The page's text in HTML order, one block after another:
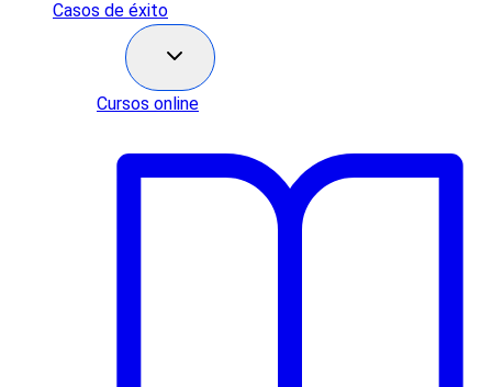
Casos de éxito
Cursos online